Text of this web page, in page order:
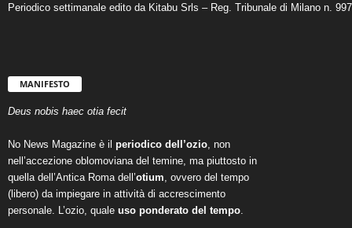
Periodico settimanale edito da Kitabu Srls – Reg. Tribunale di Milano n.
MANIFESTO
Deus nobis haec otia fecit
No News Magazine è il periodico dell’ozio , non
nell’accezione oblomoviana del temine, ma piuttosto in
quella dell’Antica Roma dell’otium , ovvero del tempo
(libero) da impiegare in attività di accrescimento
personale. L’ozio, quale uso ponderato del tempo